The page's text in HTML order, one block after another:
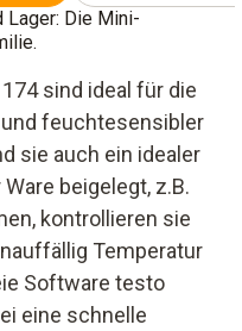
Lager: Die Mini-
sind ideal für die
feuchtesensibler
sie auch ein idealer
beigelegt, z.B.
kontrollieren sie
Temperatur
Software testo
eine schnelle